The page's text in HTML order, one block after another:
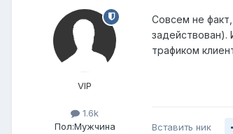
VIP
1.6k
Пол:Мужчина
Совсем не
задействован).
трафиком
Вставить ник